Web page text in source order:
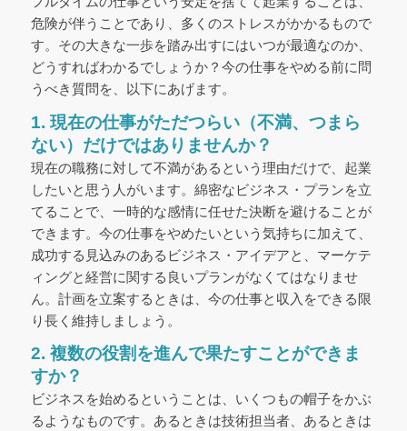
危険が伴うことであり、多くのストレスがかかるもので
す。その大きな一歩を踏み出すにはいつが最適なのか、
どうすればわかるでしょうか？今の仕事をやめる前に問
うべき質問を、以下にあげます。
1. 現在の仕事がただつらい（不満、つまら
ない）だけではありませんか？
現在の職務に対して不満があるという理由だけで、起業
したいと思う人がいます。綿密なビジネス・プランを立
てることで、一時的な感情に任せた決断を避けることが
できます。今の仕事をやめたいという気持ちに加えて、
成功する見込みのあるビジネス・アイデアと、マーケテ
ィングと経営に関する良いプランがなくてはなりませ
ん。計画を立案するときは、今の仕事と収入をできる限
り長く維持しましょう。
2. 複数の役割を進んで果たすことができま
すか？
ビジネスを始めるということは、いくつもの帽子をかぶ
るようなものです。あるときは技術担当者、あるときは